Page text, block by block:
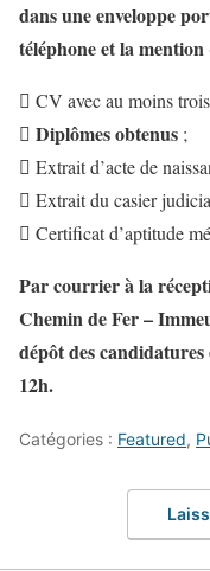
dans une enveloppe
téléphone et la
 CV avec au moins
 Diplômes obtenus ;
 Extrait d’acte de
 Extrait du casier
 Certificat d’aptitude
Par courrier à la
Chemin de Fer –
dépôt des
12h.
Catégories : Featured,